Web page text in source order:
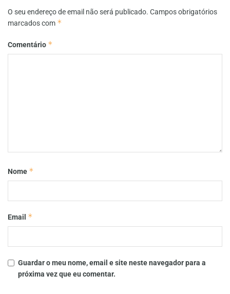
O seu endereço de email não será publicado. Campos obrigatórios
marcados com *
Comentário *
Nome *
Email *
Guardar o meu nome, email e site neste navegador para a
próxima vez que eu comentar.